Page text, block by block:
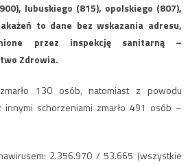
lubuskiego (815), opolskiego (807),
to dane bez wskazania adresu,
przez inspekcję sanitarną –
Zdrowia.
130 osób, natomiast z powodu
innymi schorzeniami zmarło 491 osób –
2.356.970 / 53.665 (wszystkie